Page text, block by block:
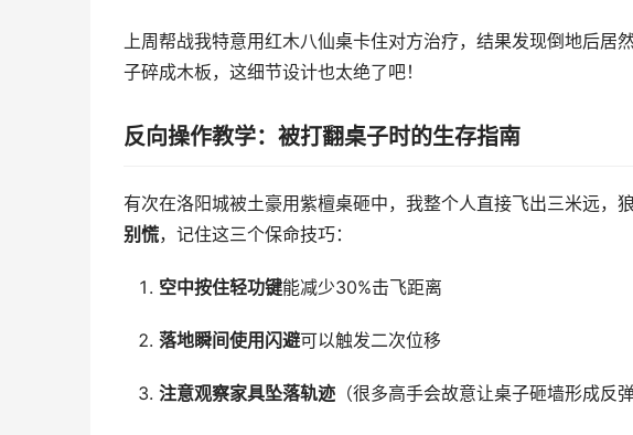
上周帮战我特意用红木八仙桌卡住对方治疗，结果发现倒地后居
子碎成木板，这细节设计也太绝了吧！
反向操作教学：被打翻桌子时的生存指南
有次在洛阳城被土豪用紫檀桌砸中，我整个人直接飞出三米远，
别慌，记住这三个保命技巧：
空中按住轻功键能减少30%击飞距离
落地瞬间使用闪避可以触发二次位移
注意观察家具坠落轨迹（很多高手会故意让桌子砸墙形成反弹